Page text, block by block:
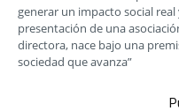
generar un impacto social
presentación de una
directora, nace bajo una
sociedad que avanza”